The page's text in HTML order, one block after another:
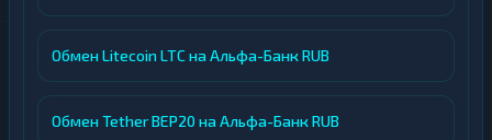
Обмен Litecoin LTC на Альфа-Банк RUB
Обмен Tether BEP20 на Альфа-Банк RUB